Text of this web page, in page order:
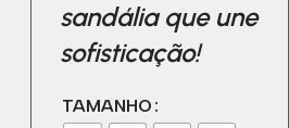
sandália que une
sofisticação!
TAMANHO